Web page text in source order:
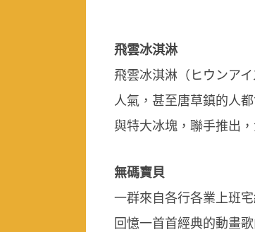
飛雲冰淇淋
飛雲冰淇淋（ヒウンア
人氣，甚至唐草鎮的人
與特大冰塊，聯手推出
無碼寶貝
一群來自各行各業上班
回憶一首首經典的動畫歌